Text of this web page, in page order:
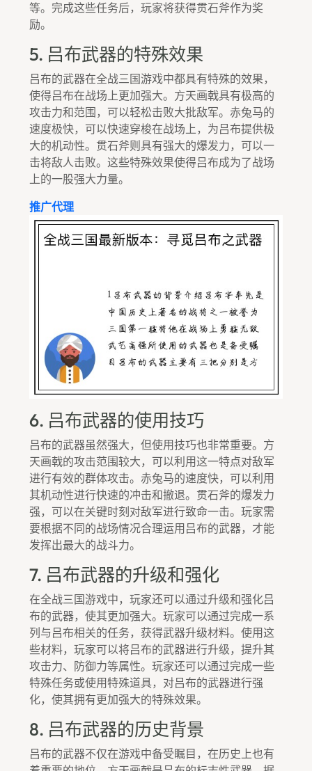
等。完成这些任务后，玩家将获得贯石斧作为奖
励。
5. 吕布武器的特殊效果
吕布的武器在全战三国游戏中都具有特殊的效果，
使得吕布在战场上更加强大。方天画戟具有极高的
攻击力和范围，可以轻松击败大批敌军。赤兔马的
速度极快，可以快速穿梭在战场上，为吕布提供极
大的机动性。贯石斧则具有强大的爆发力，可以一
击将敌人击败。这些特殊效果使得吕布成为了战场
上的一股强大力量。
推广代理
6. 吕布武器的使用技巧
吕布的武器虽然强大，但使用技巧也非常重要。方
天画戟的攻击范围较大，可以利用这一特点对敌军
进行有效的群体攻击。赤兔马的速度快，可以利用
其机动性进行快速的冲击和撤退。贯石斧的爆发力
强，可以在关键时刻对敌军进行致命一击。玩家需
要根据不同的战场情况合理运用吕布的武器，才能
发挥出最大的战斗力。
7. 吕布武器的升级和强化
在全战三国游戏中，玩家还可以通过升级和强化吕
布的武器，使其更加强大。玩家可以通过完成一系
列与吕布相关的任务，获得武器升级材料。使用这
些材料，玩家可以将吕布的武器进行升级，提升其
攻击力、防御力等属性。玩家还可以通过完成一些
特殊任务或使用特殊道具，对吕布的武器进行强
化，使其拥有更加强大的特殊效果。
8. 吕布武器的历史背景
吕布的武器不仅在游戏中备受瞩目，在历史上也有